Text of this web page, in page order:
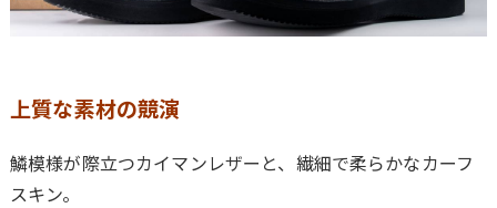
上質な素材の競演
鱗模様が際立つカイマンレザー と、繊細で柔らかなカーフ
スキン。